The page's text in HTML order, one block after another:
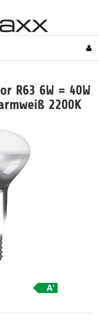
R63 6W = 40W
2200K